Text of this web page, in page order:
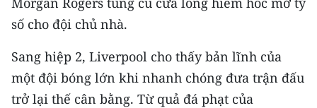
Duyên hải Nam Trung Bộ và Tây
Nguyên
Đông Nam Bộ
Đồng bằng sông Cửu Long
số cho đội chủ nhà.
Sang hiệp 2, Liverpool cho thấy bản lĩnh của
một đội bóng lớn khi nhanh chóng đưa trận đấu
trở lại thế cân bằng. Từ quả đá phạt của